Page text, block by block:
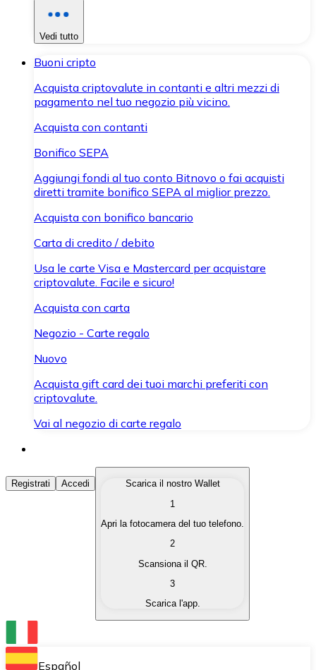
Vedi tutto
Buoni cripto
Acquista criptovalute in contanti e altri mezzi di
pagamento nel tuo negozio più vicino.
Acquista con contanti
Bonifico SEPA
Aggiungi fondi al tuo conto Bitnovo o fai acquisti
diretti tramite bonifico SEPA al miglior prezzo.
Acquista con bonifico bancario
Carta di credito / debito
Usa le carte Visa e Mastercard per acquistare
criptovalute. Facile e sicuro!
Acquista con carta
Negozio - Carte regalo
Nuovo
Acquista gift card dei tuoi marchi preferiti con
criptovalute.
Vai al negozio di carte regalo
Acquista Criptovalute
Acquista le criptovalute che ti interessano in modo
Converti le tue criptovalute in valuta fiat quando ne
Scambia una criptovaluta con un'altra
Conserva le tue cripto in un Wallet self-custodial.
Registrati Accedi
Scarica il nostro Wallet
1
Apri la fotocamera del tuo telefono.
2
Scansiona il QR.
3
Scarica l'app.
Español